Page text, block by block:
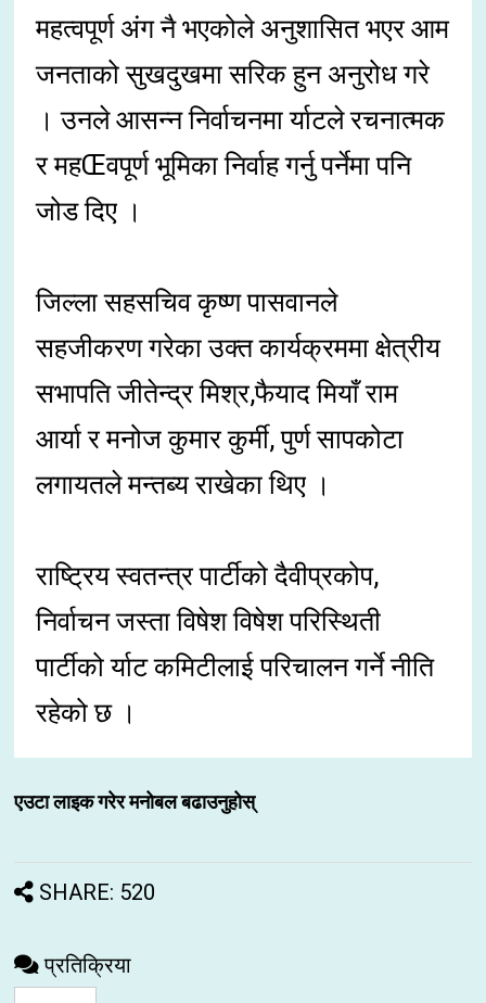
महत्वपूर्ण अंग नै भएकोले अनुशासित भएर आम
जनताको सुखदुखमा सरिक हुन अनुरोध गरे
। उनले आसन्न निर्वाचनमा र्याटले रचनात्मक
र महŒवपूर्ण भूमिका निर्वाह गर्नु पर्नेमा पनि
जोड दिए ।
जिल्ला सहसचिव कृष्ण पासवानले
सहजीकरण गरेका उक्त कार्यक्रममा क्षेत्रीय
सभापति जीतेन्द्र मिश्र,फैयाद मियाँ राम
आर्या र मनोज कुमार कुर्मी, पुर्ण सापकोटा
लगायतले मन्तब्य राखेका थिए ।
राष्ट्रिय स्वतन्त्र पार्टीको दैवीप्रकोप,
निर्वाचन जस्ता विषेश विषेश परिस्थिती
पार्टीको र्याट कमिटीलाई परिचालन गर्ने नीति
रहेको छ ।
एउटा लाइक गरेर मनोबल बढाउनुहोस्
SHARE: 520
प्रतिक्रिया